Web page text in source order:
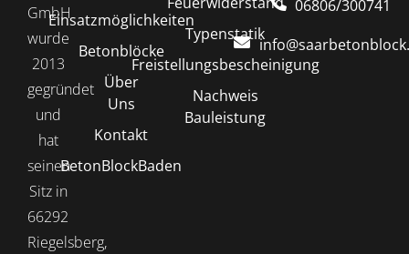
GmbH
wurde
2013
gegründet
und
hat
seinen
Sitz in
66292
Riegelsberg,
Einsatzmöglichkeiten
Betonblöcke
Über
Uns
Kontakt
BetonBlockBaden
Typenstatik
Freistellungsbescheinigung
Nachweis
Bauleistung
06806/300741